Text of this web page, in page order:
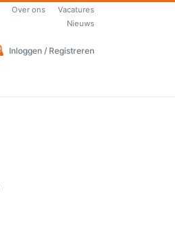
Over ons
Vacatures
Nieuws
Inloggen / Registreren